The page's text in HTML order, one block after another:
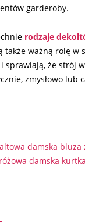
garderoby.
rodzaje
także ważną rolę w
sprawiają, że strój
zmysłowo lub
damska bluza
damska